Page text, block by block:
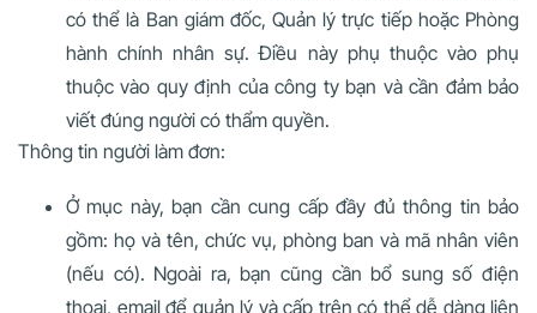
có thể là Ban giám đốc, Quản lý trực tiếp hoặc Phòng
hành chính nhân sự. Điều này phụ thuộc vào phụ
thuộc vào quy định của công ty bạn và cần đảm bảo
viết đúng người có thẩm quyền.
Thông tin người làm đơn:
Ở mục này, bạn cần cung cấp đầy đủ thông tin bảo
gồm: họ và tên, chức vụ, phòng ban và mã nhân viên
(nếu có). Ngoài ra, bạn cũng cần bổ sung số điện
thoại, email để quản lý và cấp trên có thể dễ dàng liên